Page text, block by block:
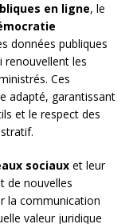
en ligne, le
données publiques
renouvellent les
Ces
adapté, garantissant
et le respect des
sociaux et leur
de nouvelles
la communication
valeur juridique